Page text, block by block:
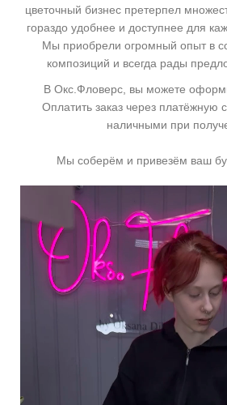
цветочный бизнес претерпел
гораздо удобнее и доступнее для
Мы приобрели огромный опыт в
композиций и всегда рады
В Окс.Фловерс, вы можете
Оплатить заказ через платёжную
наличными при
Мы соберём и привезём ваш